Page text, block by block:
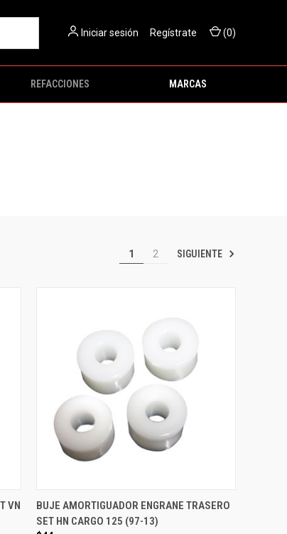
Iniciar sesión Regístrate (0)
REFACCIONES MARCAS
1 2 SIGUIENTE
VN
BUJE AMORTIGUADOR ENGRANE TRASERO
SET HN CARGO 125 (97-13)